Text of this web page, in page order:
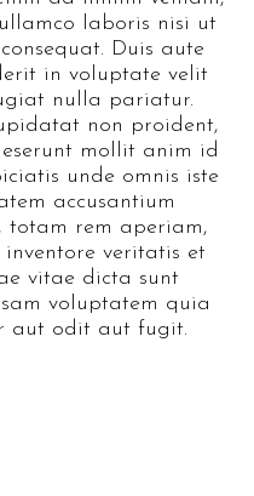
laboris nisi ut
Duis aute
in voluptate velit
nulla pariatur.
non proident,
mollit anim id
unde omnis iste
accusantium
totam rem aperiam,
veritatis et
vitae dicta sunt
voluptatem quia
aut odit aut fugit.